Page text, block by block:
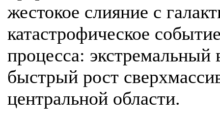
жестокое слияние с
катастрофическое
процесса: экстремальный
быстрый рост
центральной области.